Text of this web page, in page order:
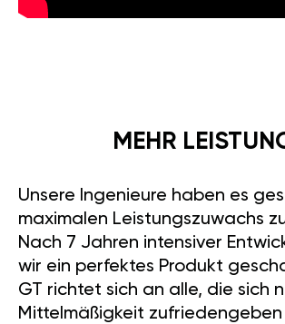
MEHR
Unsere Ingenieure haben es
maximalen Leistungszuwachs
Nach 7 Jahren intensiver
wir ein perfektes Produkt
GT richtet sich an alle, die sich
Mittelmäßigkeit